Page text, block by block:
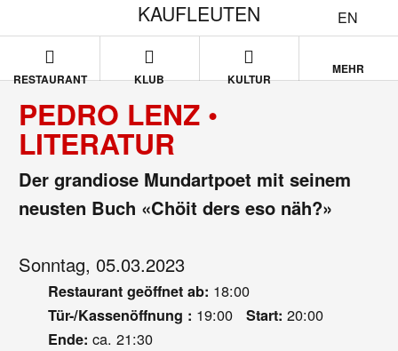
EN
KAUFLEUTEN
RESTAURANT KLUB KULTUR
MEHR
PEDRO LENZ •
LITERATUR
Der grandiose Mundartpoet mit seinem
neusten Buch «Chöit ders eso näh?»
Sonntag, 05.03.2023
Restaurant geöffnet ab: 18:00
Tür-/Kassenöffnung : 19:00 Start: 20:00
Ende: ca. 21:30